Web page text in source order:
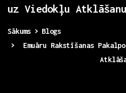
uz Viedokļu Atklāšanu
Sākums
Blogs
Emuāru Rakstīšanas